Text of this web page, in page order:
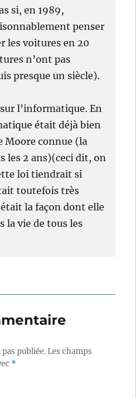
si, en 1989,
penser
les voitures en 20
n’ont pas
presque un siècle).
l’informatique. En
était déjà bien
Moore connue (la
les 2 ans)(ceci dit, on
loi tiendrait si
toutefois très
la façon dont elle
la vie de tous les
publiée.Les champs
*